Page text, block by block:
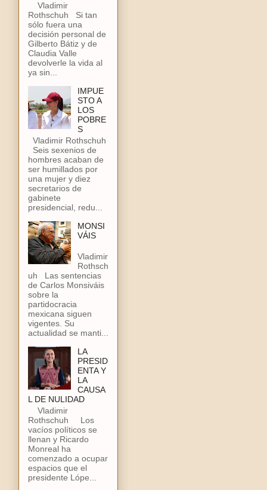
Vladimir
Rothschuh Si tan
sólo fuera una
decisión personal de
Gilberto Bátiz y de
Claudia Valle
devolverle la vida al
ya sin...
IMPUE
STO A
LOS
POBRE
S
Vladimir Rothschuh
Seis sexenios de
hombres acaban de
ser humillados por
una mujer y diez
secretarios de
gabinete
presidencial, redu...
MONSI
VÁIS
Vladimir
Rothsch
uh Las sentencias
de Carlos Monsiváis
sobre la
partidocracia
mexicana siguen
vigentes. Su
actualidad se manti...
LA
PRESID
ENTA Y
LA
CAUSA
L DE NULIDAD
Vladimir
Rothschuh Los
vacíos políticos se
llenan y Ricardo
Monreal ha
comenzado a ocupar
espacios que el
presidente Lópe...